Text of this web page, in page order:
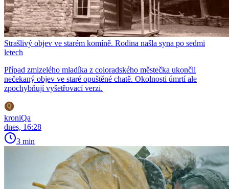
Strašlivý objev ve starém komíně. Rodina našla syna po sedmi
letech
Případ zmizelého mladíka z coloradského městečka ukončil
nečekaný objev ve staré opuštěné chatě. Okolnosti úmrtí ale
zpochybňují vyšetřovací verzi.
kroniQa
dnes, 16:28
3 min